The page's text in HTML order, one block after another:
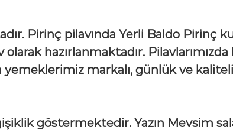
Pirinç pilavında Yerli Baldo Pirinç
hazırlanmaktadır. Pilavlarımızda
yemeklerimiz markalı, günlük ve
göstermektedir. Yazın Mevsim